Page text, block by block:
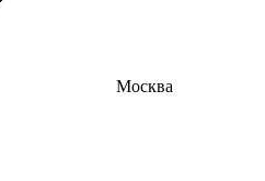
Москва